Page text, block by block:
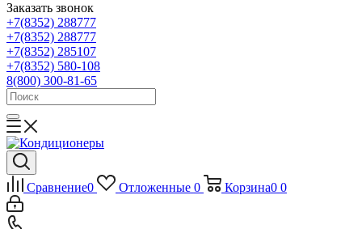
Заказать звонок
+7(8352) 288777
+7(8352) 288777
+7(8352) 285107
+7(8352) 580-108
8(800) 300-81-65
Сравнение0 Отложенные 0 Корзина0 0